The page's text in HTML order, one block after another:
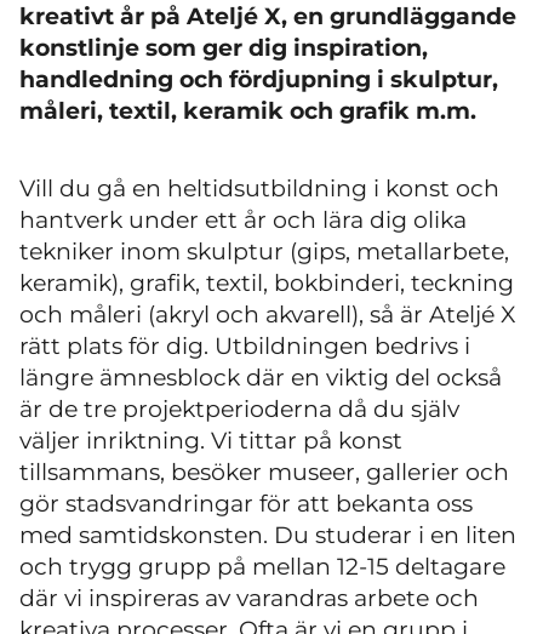
kreativt år på Ateljé X, en grundläggande
konstlinje som ger dig inspiration,
handledning och fördjupning i skulptur,
måleri, textil, keramik och grafik m.m.
Vill du gå en heltidsutbildning i konst och
hantverk under ett år och lära dig olika
tekniker inom skulptur (gips, metallarbete,
keramik), grafik, textil, bokbinderi, teckning
och måleri (akryl och akvarell), så är Ateljé X
rätt plats för dig. Utbildningen bedrivs i
längre ämnesblock där en viktig del också
är de tre projektperioderna då du själv
väljer inriktning. Vi tittar på konst
tillsammans, besöker museer, gallerier och
gör stadsvandringar för att bekanta oss
med samtidskonsten. Du studerar i en liten
och trygg grupp på mellan 12-15 deltagare
där vi inspireras av varandras arbete och